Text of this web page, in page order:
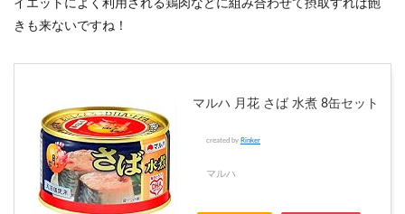
イエットによく利用される鶏肉などに組み合わせて摂取すれば飽
きも来ないですね！
マルハ 月花 さば 水煮 8缶セット
created by Rinker
マルハ